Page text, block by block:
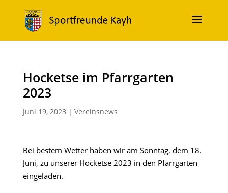
Hocketse im Pfarrgarten
2023
Juni 19, 2023 | Vereinsnews
Bei bestem Wetter haben wir am Sonntag, dem 18.
Juni, zu unserer Hocketse 2023 in den Pfarrgarten
eingeladen.